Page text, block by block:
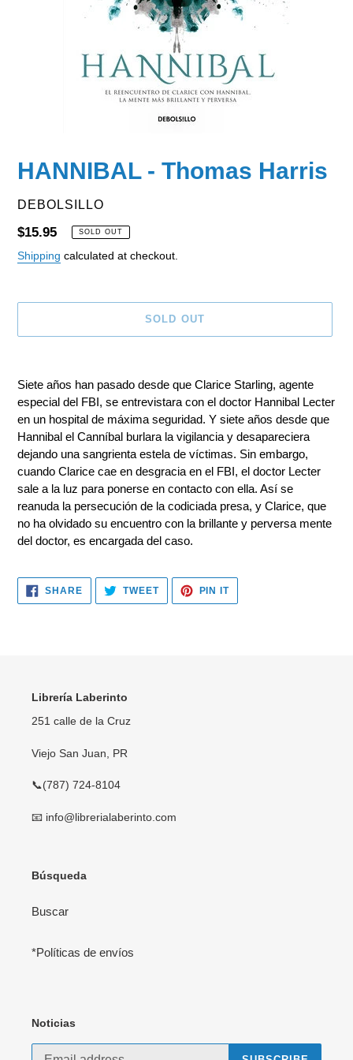
HANNIBAL - Thomas Harris
VENDOR
DEBOLSILLO
Regular
price
$15.95 SOLD OUT
Shipping calculated at checkout.
SOLD OUT
to
your
cart
Siete años han pasado desde que Clarice Starling, agente
especial del FBI, se entrevistara con el doctor Hannibal Lecter
en un hospital de máxima seguridad. Y siete años desde que
Hannibal el Canníbal burlara la vigilancia y desapareciera
dejando una sangrienta estela de víctimas. Sin embargo,
cuando Clarice cae en desgracia en el FBI, el doctor Lecter
sale a la luz para ponerse en contacto con ella. Así se
reanuda la persecución de la codiciada presa, y Clarice, que
no ha olvidado su encuentro con la brillante y perversa mente
del doctor, es encargada del caso.
SHARESHARE
ON
FACEBOOK
TWEETTWEET
TWITTER
PIN ITPIN
PINTEREST
Librería Laberinto
251 calle de la Cruz
Viejo San Juan, PR
📞(787) 724-8104
📧 info@librerialaberinto.com
Búsqueda
Buscar
*Políticas de envíos
Noticias